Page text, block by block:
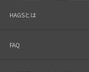
HAGSとは
FAQ